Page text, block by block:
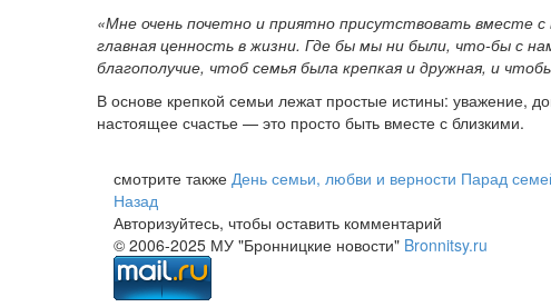
«Мне очень почетно и приятно присутствовать вместе
главная ценность в жизни. Где бы мы ни были, что-бы с
благополучие, чтоб семья была крепкая и дружная, и
В основе крепкой семьи лежат простые истины: уважение,
настоящее счастье — это просто быть вместе с близкими.
смотрите также День семьи, любви и верности Парад
Назад
Авторизуйтесь, чтобы оставить комментарий
© 2006-2025 МУ "Бронницкие новости" Bronnitsy.ru